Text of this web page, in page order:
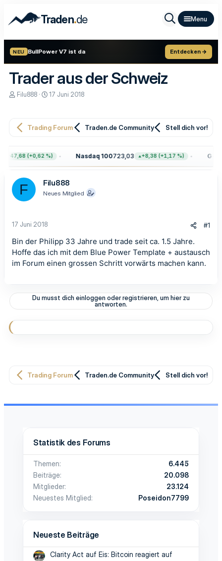
Traden.de
NEU BullPower V7 ist da Entdecken →
Trader aus der Schweiz
E
e
r
Filu888
E
e
l
a
m
17 Juni 2018
Trading Forum Traden.de Community Stell dich vor!
+47,68 (+0,62 %) Nasdaq 100723,03 +8,38 (+1,17 %) Gold
F Filu888
Neues Mitglied
17 Juni 2018 #1
Bin der Philipp 33 Jahre und trade seit ca. 1.5 Jahre.
Hoffe das ich mit dem Blue Power Template + austausch
im Forum einen grossen Schritt vorwärts machen kann.
Du musst dich einloggen oder registrieren, um hier zu
antworten.
Trading Forum Traden.de Community Stell dich vor!
Statistik des Forums
Themen
6.445
Beiträge
20.098
Mitglieder
23.124
Neuestes Mitglied
Poseidon7799
Neueste Beiträge
Clarity Act auf Eis: Bitcoin reagiert auf